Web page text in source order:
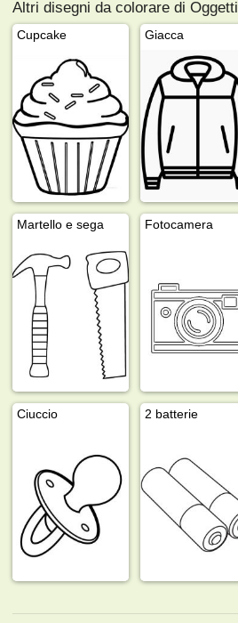
Altri disegni da colorare di Oggetti
Cupcake Giacca
Martello e sega Fotocamera
Ciuccio 2 batterie